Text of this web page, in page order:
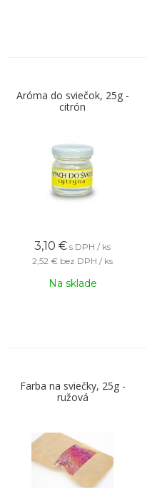
Aróma do sviečok, 25g -
citrón
3,10 € s DPH / ks
2,52 € bez DPH / ks
Na sklade
Farba na sviečky, 25g -
ružová